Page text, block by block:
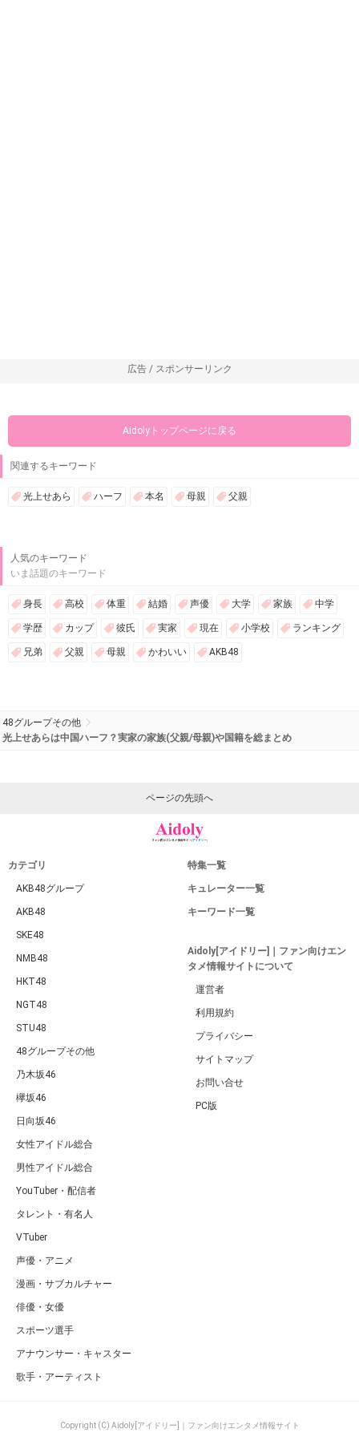
広告 / スポンサーリンク
Aidolyトップページに戻る
関連するキーワード
光上せあら ハーフ 本名 母親 父親
人気のキーワード
いま話題のキーワード
身長 高校 体重 結婚 声優 大学 家族 中学
学歴 カップ 彼氏 実家 現在 小学校 ランキング
兄弟 父親 母親 かわいい AKB48
48グループその他
光上せあらは中国ハーフ？実家の家族(父親/母親)や国籍を総まとめ
ページの先頭へ
カテゴリ
AKB48グループ
AKB48
SKE48
NMB48
HKT48
NGT48
STU48
48グループその他
乃木坂46
欅坂46
日向坂46
女性アイドル総合
男性アイドル総合
YouTuber・配信者
タレント・有名人
VTuber
声優・アニメ
漫画・サブカルチャー
俳優・女優
スポーツ選手
アナウンサー・キャスター
歌手・アーティスト
特集一覧
キュレーター一覧
キーワード一覧
Aidoly[アイドリー]｜ファン向けエン
タメ情報サイトについて
運営者
利用規約
プライバシー
サイトマップ
お問い合せ
PC版
Copyright (C) Aidoly[アイドリー]｜ファン向けエンタメ情報サイト